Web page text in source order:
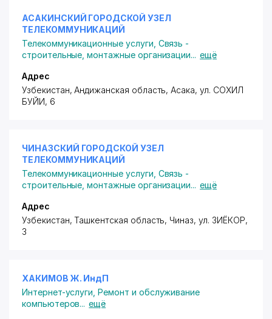
АСАКИНСКИЙ ГОРОДСКОЙ УЗЕЛ
ТЕЛЕКОММУНИКАЦИЙ
Телекоммуникационные услуги Связь -
строительные, монтажные организации... ещё
Адрес
Узбекистан, Андижанская область, Асака, ул. СОХИЛ
БУЙИ, 6
ЧИНАЗСКИЙ ГОРОДСКОЙ УЗЕЛ
ТЕЛЕКОММУНИКАЦИЙ
Телекоммуникационные услуги Связь -
строительные, монтажные организации... ещё
Адрес
Узбекистан, Ташкентская область, Чиназ, ул. ЗИЁКОР,
3
ХАКИМОВ Ж. ИндП
Интернет-услуги ,Ремонт и обслуживание
компьютеров... ещё